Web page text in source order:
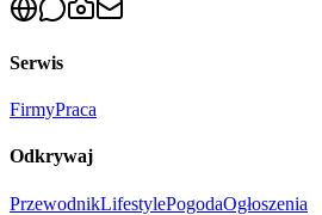
Serwis
FirmyPraca
Odkrywaj
PrzewodnikLifestylePogodaOgłoszenia